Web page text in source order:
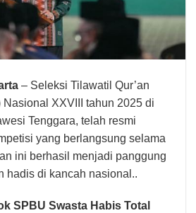
– Seleksi Tilawatil Qur’an
XXVIII tahun 2025 di
Tenggara, telah resmi
yang berlangsung selama
ini berhasil menjadi panggung
hadis di kancah nasional..
SPBU Swasta Habis Total